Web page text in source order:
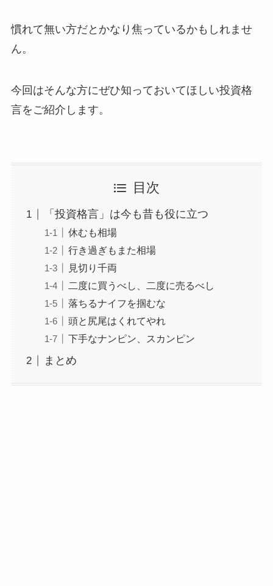
慣れて無い方だとかなり焦っているかもしれませ
ん。
今回はそんな方にぜひ知っておいてほしい投資格
言をご紹介します。
目次
「投資格言」は今も昔も役に立つ
休むも相場
行き過ぎもまた相場
見切り千両
二度に買うべし、二度に売るべし
落ちるナイフを掴むな
頭と尻尾はくれてやれ
下手なナンピン、スカンピン
まとめ